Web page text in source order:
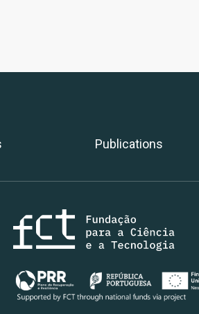
Publications